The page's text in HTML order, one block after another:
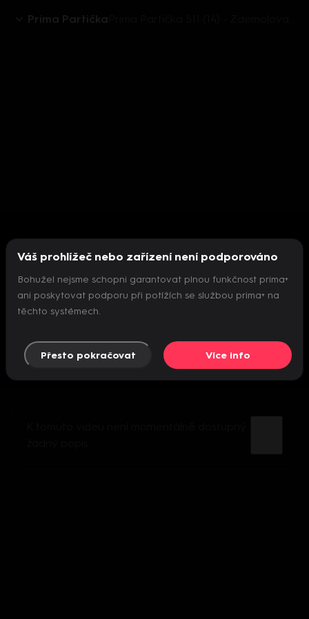
Prima Partička
Nepodařilo se inicializovat přehrávač
Váš prohlížeč nebo zařízení není podporováno
Bohužel nejsme schopni garantovat plnou funkčnost prima+
ani poskytovat podporu při potížích se službou prima+ na
těchto systémech.
Přesto pokračovat Více info